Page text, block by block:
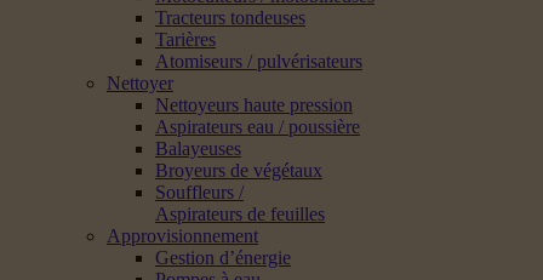
Tracteurs tondeuses
Tarières
Atomiseurs / pulvérisateurs
Nettoyer
Nettoyeurs haute pression
Aspirateurs eau / poussière
Balayeuses
Broyeurs de végétaux
Souffleurs /
Aspirateurs de feuilles
Approvisionnement
Gestion d’énergie